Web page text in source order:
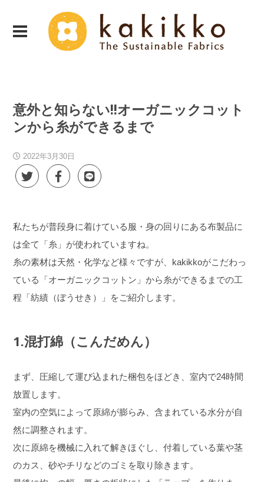
意外と知らない!!オーガニックコット
ンから糸ができるまで
2022年3月30日
私たちが普段身に着けている服・身の回りにある布製品に
は全て「糸」が使われていますね。
糸の素材は天然・化学など様々ですが、kakikkoがこだわっ
ている「オーガニックコットン」から糸ができるまでの工
程「紡績（ぼうせき）」をご紹介します。
1.混打綿（こんだめん）
まず、圧縮して運び込まれた梱包をほどき、室内で24時間
放置します。
室内の空気によって原綿が膨らみ、含まれている水分が自
然に調整されます。
次に原綿を機械に入れて解きほぐし、付着している葉や茎
のカス、砂やチリなどのゴミを取り除きます。